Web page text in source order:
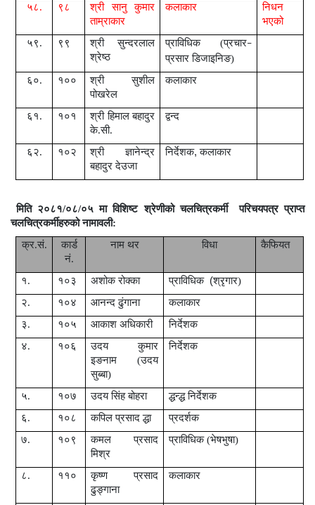
५८.
९८ श्री
सानु कुमार
ताम्राकार
कलाकार
निधन
भएको
५९.
९९ श्री
सुन्दरलाल
श्रेष्ठ
प्राविधिक (प्रचार–
प्रसार डिजाइनिङ)
६०.
१०० श्री
सुशील
पोखरेल
कलाकार
६१. १०१ श्री हिमाल बहादुर
के.सी.
द्वन्द
६२. १०२ श्री
ज्ञानेन्द्र
बहादुर देउजा
निर्देशक,कलाकार
मिति २०८१/०८/०५ मा विशिष्ट श्रेणीको चलचित्रकर्मी
परिचयपत्र प्राप्त
चलचित्रकर्मीहरुको नामावली:
क्र.सं.
कार्ड
नं.
नाम थर विधा कैफियत
१. १०३ अशोक रोक्का प्राविधिक(श्रृगार)
२.
१०४ आनन्द ढुंगाना
कलाकार
३.
१०५ आकाश अधिकारी
निर्देशक
४.
१०६
उदय कुमार
इङनाम (उदय
सुब्बा)
निर्देशक
५. १०७ उदय सिंह बोहरा
द्धन्द्ध निर्देशक
६.
१०८ कपिल प्रसाद द्धा
प्रदर्शक
७.
१०९
कमल प्रसाद
मिश्र
प्राविधिक (भेषभुषा)
८. ११०
कृष्ण प्रसाद
ढुङ्गाना
कलाकार